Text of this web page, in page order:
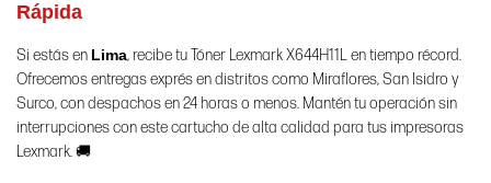
Rápida
Si estás en Lima, recibe tu Tóner Lexmark X644H11L en tiempo récord.
Ofrecemos entregas exprés en distritos como Miraflores, San Isidro y
Surco, con despachos en 24 horas o menos. Mantén tu operación sin
interrupciones con este cartucho de alta calidad para tus impresoras
Lexmark. 🚚